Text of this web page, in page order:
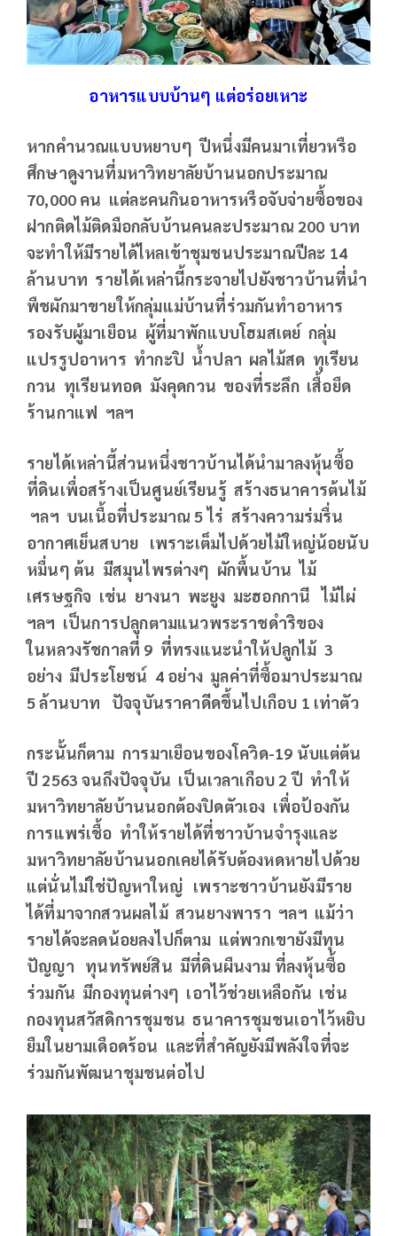
อาหารแบบบ้านๆ แต่อร่อยเหาะ
หากคำนวณแบบหยาบๆ ปีหนึ่งมีคนมาเที่ยวหรือ
ศึกษาดูงานที่มหาวิทยาลัยบ้านนอกประมาณ
70,000 คน แต่ละคนกินอาหารหรือจับจ่ายซื้อของ
ฝากติดไม้ติดมือกลับบ้านคนละประมาณ 200 บาท
จะทำให้มีรายได้ไหลเข้าชุมชนประมาณปีละ 14
ล้านบาท รายได้เหล่านี้กระจายไปยังชาวบ้านที่นำ
พืชผักมาขายให้กลุ่มแม่บ้านที่ร่วมกันทำอาหาร
รองรับผู้มาเยือน ผู้ที่มาพักแบบโฮมสเตย์ กลุ่ม
แปรรูปอาหาร ทำกะปิ น้ำปลา ผลไม้สด ทุเรียน
กวน ทุเรียนทอด มังคุดกวน ของที่ระลึก เสื้อยืด
ร้านกาแฟ ฯลฯ
รายได้เหล่านี้ส่วนหนึ่งชาวบ้านได้นำมาลงหุ้นซื้อ
ที่ดินเพื่อสร้างเป็นศูนย์เรียนรู้ สร้างธนาคารต้นไม้
ฯลฯ บนเนื้อที่ประมาณ 5 ไร่ สร้างความร่มรื่น
อากาศเย็นสบาย เพราะเต็มไปด้วยไม้ใหญ่น้อยนับ
หมื่นๆ ต้น มีสมุนไพรต่างๆ ผักพื้นบ้าน ไม้
เศรษฐกิจ เช่น ยางนา พะยูง มะฮอกกานี ไม้ไผ่
ฯลฯ เป็นการปลูกตามแนวพระราชดำริของ
ในหลวงรัชกาลที่ 9 ที่ทรงแนะนำให้ปลูกไม้ 3
อย่าง มีประโยชน์ 4 อย่าง มูลค่าที่ซื้อมาประมาณ
5 ล้านบาท ปัจจุบันราคาดีดขึ้นไปเกือบ 1 เท่าตัว
กระนั้นก็ตาม การมาเยือนของโควิด-19 นับแต่ต้น
ปี 2563 จนถึงปัจจุบัน เป็นเวลาเกือบ 2 ปี ทำให้
มหาวิทยาลัยบ้านนอกต้องปิดตัวเอง เพื่อป้องกัน
การแพร่เชื้อ ทำให้รายได้ที่ชาวบ้านจำรุงและ
มหาวิทยาลัยบ้านนอกเคยได้รับต้องหดหายไปด้วย
แต่นั่นไม่ใช่ปัญหาใหญ่ เพราะชาวบ้านยังมีราย
ได้ที่มาจากสวนผลไม้ สวนยางพารา ฯลฯ แม้ว่า
รายได้จะลดน้อยลงไปก็ตาม แต่พวกเขายังมีทุน
ปัญญา ทุนทรัพย์สิน มีที่ดินผืนงาม ที่ลงหุ้นซื้อ
ร่วมกัน มีกองทุนต่างๆ เอาไว้ช่วยเหลือกัน เช่น
กองทุนสวัสดิการชุมชน ธนาคารชุมชนเอาไว้หยิบ
ยืมในยามเดือดร้อน และที่สำคัญยังมีพลังใจที่จะ
ร่วมกันพัฒนาชุมชนต่อไป